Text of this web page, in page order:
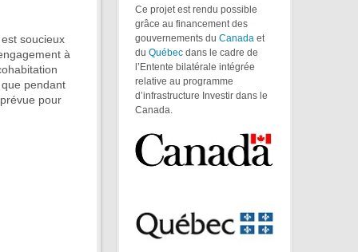
soucieux
à
pendant
pour
Ce projet est rendu possible
grâce au financement des
gouvernements du Canada et
du Québec dans le cadre de
l’Entente bilatérale intégrée
relative au programme
d’infrastructure Investir dans le
Canada.